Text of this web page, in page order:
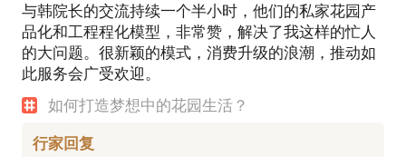
《景与心会三》《造园行业规范指导手册》《私家花
与韩院长的交流持续一个半小时，他们的私家花园产
品化和工程程化模型，非常赞，解决了我这样的忙人
的大问题。很新颖的模式，消费升级的浪潮，推动如
此服务会广受欢迎。
如何打造梦想中的花园生活？
行家回复